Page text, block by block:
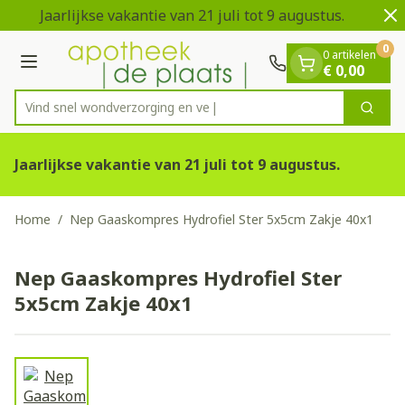
Ga naar de inhoud
1 van 2
Jaarlijkse vakantie van 21 juli tot 9 augustus.
Menu
Product, merk, categorie...
Vind snel wondverzorgin Zoek
0 artikelen
€ 0,00
0
Jaarlijkse vakantie van 21 juli tot 9 augustus.
Home / Nep Gaaskompres Hydrofiel Ster 5x5cm Zakje 40x1
Nep Gaaskompres Hydrofiel Ster
5x5cm Zakje 40x1
View larger image